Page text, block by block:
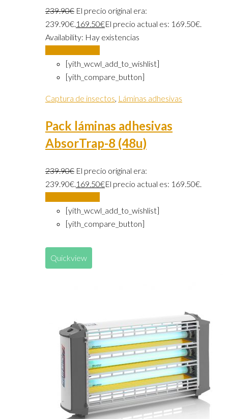
239.90€ El precio original era:
239.90€.169.50€El precio actual es: 169.50€.
Availability: Hay existencias
[yith_wcwl_add_to_wishlist]
[yith_compare_button]
Captura de insectos, Láminas adhesivas
Pack láminas adhesivas
AbsorTrap-8 (48u)
239.90€ El precio original era:
239.90€.169.50€El precio actual es: 169.50€.
[yith_wcwl_add_to_wishlist]
[yith_compare_button]
Quickview